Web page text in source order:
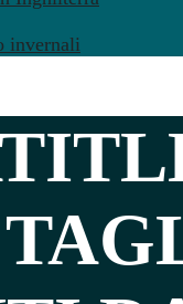
invernali